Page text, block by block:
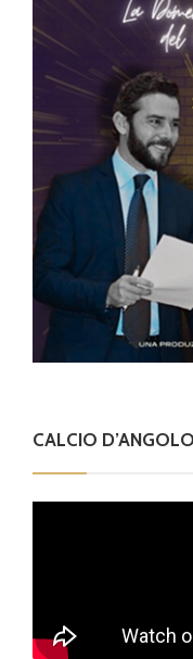
CALCIO